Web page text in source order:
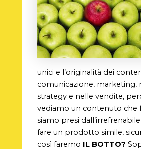
unici e l’originalità dei
comunicazione, marketing,
strategy e nelle vendite,
vediamo un contenuto che
siamo presi
fare un prodotto simile,
così faremo IL BOTTO?